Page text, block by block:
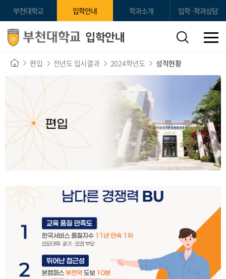
부천대학교 입학안내 학과소개 입학·학과상담
입학안내
편입 전년도 입시결과 2024학년도 성적현황